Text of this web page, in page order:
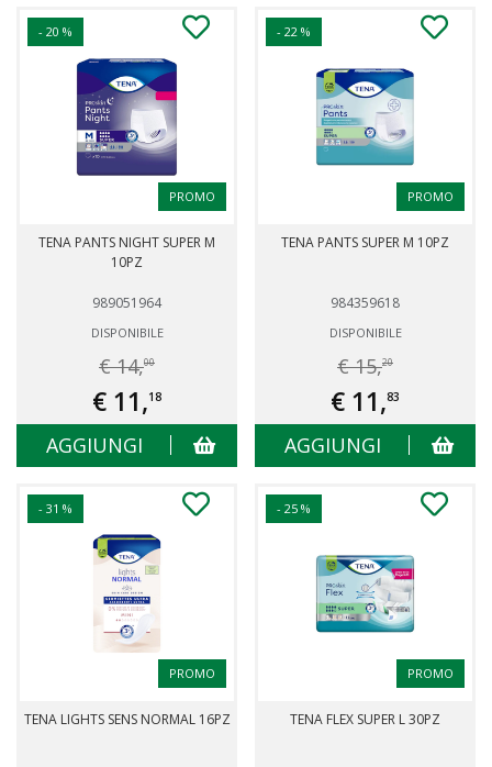
- 20 %
PROMO
TENA PANTS NIGHT SUPER M
10PZ
989051964
DISPONIBILE
€ 14,00
€ 11,18
AGGIUNGI
- 22 %
PROMO
TENA PANTS SUPER M 10PZ
984359618
DISPONIBILE
€ 15,20
€ 11,83
AGGIUNGI
- 31 %
PROMO
TENA LIGHTS SENS NORMAL 16PZ
- 25 %
PROMO
TENA FLEX SUPER L 30PZ